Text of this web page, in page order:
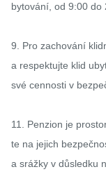
bytování, od 9:00 do
9. Pro zachování
a respektujte klid
své cennosti v
11. Penzion je
te na jejich
a srážky v důsledku